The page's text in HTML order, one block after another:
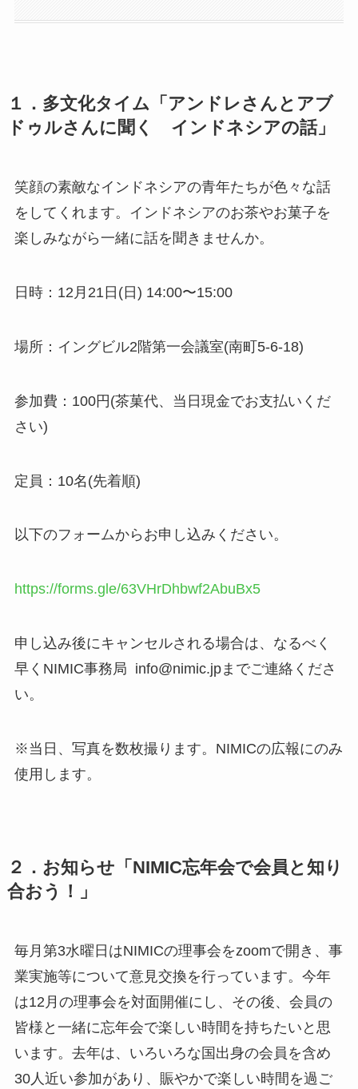
１．多文化タイム「アンドレさんとアブ
ドゥルさんに聞く インドネシアの話」
笑顔の素敵なインドネシアの青年たちが色々な話
をしてくれます。インドネシアのお茶やお菓子を
楽しみながら一緒に話を聞きませんか。
日時：12月21日(日) 14:00〜15:00
場所：イングビル2階第一会議室(南町5-6-18)
参加費：100円(茶菓代、当日現金でお支払いくだ
さい)
定員：10名(先着順)
以下のフォームからお申し込みください。
https://forms.gle/63VHrDhbwf2AbuBx5
申し込み後にキャンセルされる場合は、なるべく
早くNIMIC事務局 info@nimic.jpまでご連絡くださ
い。
※当日、写真を数枚撮ります。NIMICの広報にのみ
使用します。
２．お知らせ「NIMIC忘年会で会員と知り
合おう！」
毎月第3水曜日はNIMICの理事会をzoomで開き、事
業実施等について意見交換を行っています。今年
は12月の理事会を対面開催にし、その後、会員の
皆様と一緒に忘年会で楽しい時間を持ちたいと思
います。去年は、いろいろな国出身の会員を含め
30人近い参加があり、賑やかで楽しい時間を過ご